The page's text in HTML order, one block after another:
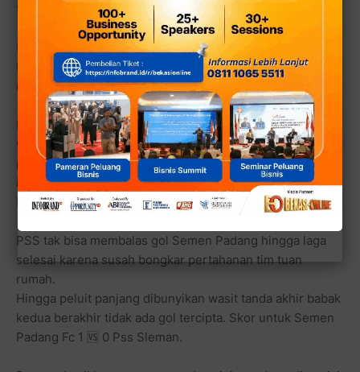
tampil menekan merepotkan lini pertahanan PSS Sleman.
Meski demikian, Gustavo Henrique Barbosa Freire,
berusaha memberi perlawanan. Sepakannya cukup
memberi ancaman ke gawang Semen Padang FC.
PSS mendapatkan peluang pada menit ke-83. Tembakan
Gustavo Tocantins dari jarak dekat masih bisa diblok
pemain belakang Semen Padang, Tin Martic. Pada masa
injury time, tembakan PSS lewat Paulo Sitanggang juga
bisa diblok oleh kiper Semen Padang, M. Diky.
PSS tak bisa membalas gol Semen Padang hingga laga
selesai karena susah bongkar pertahanan tim tuan
rumah.
Hingga peluit panjang dibunyikan wasit tanda akhir babak
kedua berakhir tidak ada gol tercipta. Skor untuk Semen
Padang Fc 1 🆚 0 Pss Sleman.